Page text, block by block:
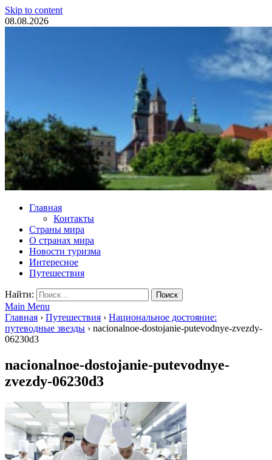
Skip to content
08.08.2026
Туристические новости
Главная
Контакты
Страны мира
О странах мира
Новости туризма
Интересное
Путешествия
Найти:
Main Menu
Главная › Путешествия › Национальное достояние:
путеводные звезды › nacionalnoe-dostojanie-putevodnye-zvezdy-
06230d3
nacionalnoe-dostojanie-putevodnye-
zvezdy-06230d3